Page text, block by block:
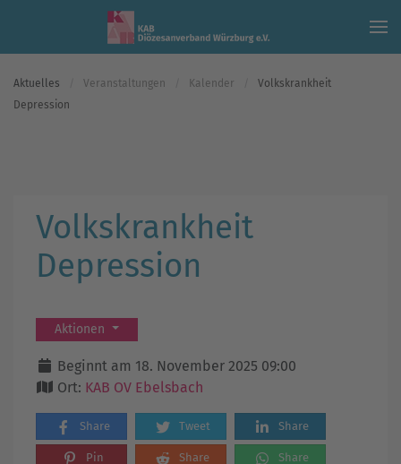
Skip to main content
Aktuelles Veranstaltungen Kalender
Volkskrankheit
Depression
Volkskrankheit
Depression
Aktionen
Beginnt am 18. November 2025 09:00
Ort: KAB OV Ebelsbach
Share Tweet Share
Pin Share Share